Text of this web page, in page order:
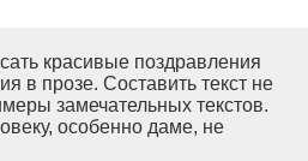
красивые поздравления
в прозе. Составить текст не
замечательных текстов.
особенно даме, не